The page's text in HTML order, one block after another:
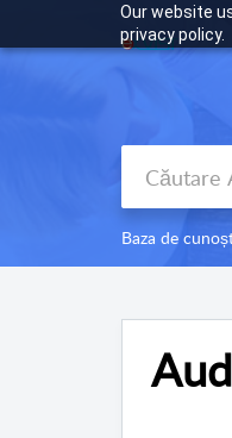
Our website
privacy policy.
Baza de